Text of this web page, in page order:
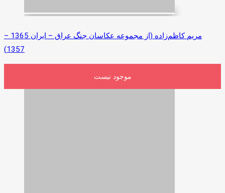
مریم کاظم‌زاده (از مجموعه عکاسان جنگ عراق – ایران 1365 –
1357)
موجود نیست